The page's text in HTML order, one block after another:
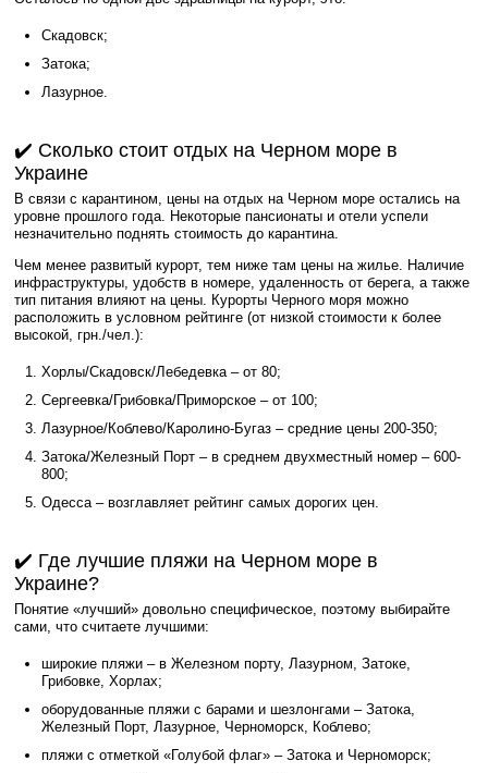
Скадовск;
Затока;
Лазурное.
✔️ Сколько стоит отдых на Черном море в
Украине
В связи с карантином, цены на отдых на Черном море остались на
уровне прошлого года. Некоторые пансионаты и отели успели
незначительно поднять стоимость до карантина.
Чем менее развитый курорт, тем ниже там цены на жилье. Наличие
инфраструктуры, удобств в номере, удаленность от берега, а также
тип питания влияют на цены. Курорты Черного моря можно
расположить в условном рейтинге (от низкой стоимости к более
высокой, грн./чел.):
Хорлы/Скадовск/Лебедевка – от 80;
Сергеевка/Грибовка/Приморское – от 100;
Лазурное/Коблево/Каролино-Бугаз – средние цены 200-350;
Затока/Железный Порт – в среднем двухместный номер – 600-
800;
Одесса – возглавляет рейтинг самых дорогих цен.
✔️ Где лучшие пляжи на Черном море в
Украине?
Понятие «лучший» довольно специфическое, поэтому выбирайте
сами, что считаете лучшими:
широкие пляжи – в Железном порту, Лазурном, Затоке,
Грибовке, Хорлах;
оборудованные пляжи с барами и шезлонгами – Затока,
Железный Порт, Лазурное, Черноморск, Коблево;
пляжи с отметкой «Голубой флаг» – Затока и Черноморск;